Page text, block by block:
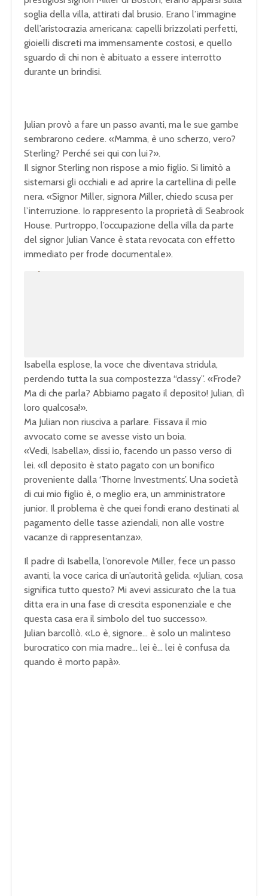
soglia della villa, attirati dal brusio. Erano l’immagine
dell’aristocrazia americana: capelli brizzolati perfetti,
gioielli discreti ma immensamente costosi, e quello
sguardo di chi non è abituato a essere interrotto
durante un brindisi.
Julian provò a fare un passo avanti, ma le sue gambe
sembrarono cedere. «Mamma, è uno scherzo, vero?
Sterling? Perché sei qui con lui?».
Il signor Sterling non rispose a mio figlio. Si limitò a
sistemarsi gli occhiali e ad aprire la cartellina di pelle
nera. «Signor Miller, signora Miller, chiedo scusa per
l’interruzione. Io rappresento la proprietà di Seabrook
House. Purtroppo, l’occupazione della villa da parte
del signor Julian Vance è stata revocata con effetto
immediato per frode documentale».
Isabella esplose, la voce che diventava stridula,
perdendo tutta la sua compostezza “classy”. «Frode?
Ma di che parla? Abbiamo pagato il deposito! Julian, dì
loro qualcosa!».
Ma Julian non riusciva a parlare. Fissava il mio
avvocato come se avesse visto un boia.
«Vedi, Isabella», dissi io, facendo un passo verso di
lei. «Il deposito è stato pagato con un bonifico
proveniente dalla ‘Thorne Investments’. Una società
di cui mio figlio è, o meglio era, un amministratore
junior. Il problema è che quei fondi erano destinati al
pagamento delle tasse aziendali, non alle vostre
vacanze di rappresentanza».
Il padre di Isabella, l’onorevole Miller, fece un passo
avanti, la voce carica di un’autorità gelida. «Julian, cosa
significa tutto questo? Mi avevi assicurato che la tua
ditta era in una fase di crescita esponenziale e che
questa casa era il simbolo del tuo successo».
Julian barcollò. «Lo è, signore… è solo un malinteso
burocratico con mia madre… lei è… lei è confusa da
quando è morto papà».